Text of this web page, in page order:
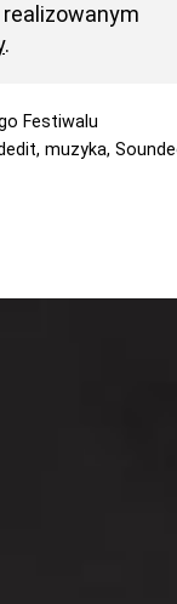
.
Festiwalu
muzyka,